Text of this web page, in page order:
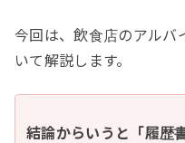
今回は、飲食店のアルバ
いて解説します。
結論からいうと「履歴